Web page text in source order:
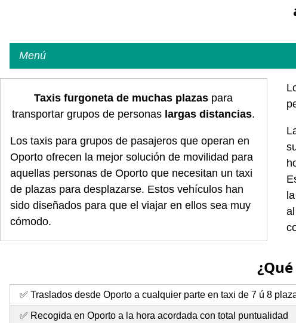
Menú
Taxis furgoneta de muchas plazas para
transportar grupos de personas largas distancias.
Los taxis para grupos de pasajeros que operan en
Oporto ofrecen la mejor solución de movilidad para
aquellas personas de Oporto que necesitan un taxi
de plazas para desplazarse. Estos vehículos han
sido diseñados para que el viajar en ellos sea muy
cómodo.
✅ Traslados desde Oporto a cualquier parte en taxi de 7 ú 8
✅ Recogida en Oporto a la hora acordada con total puntualidad